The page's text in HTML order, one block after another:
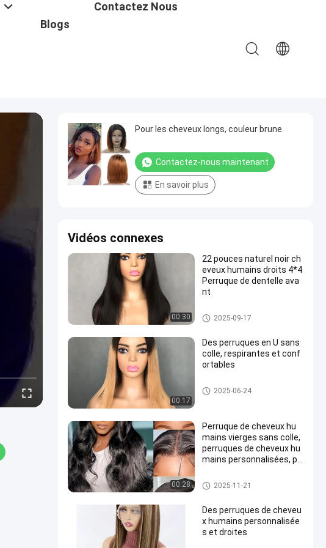
Blogs
Contactez Nous
Pour les cheveux longs, couleur brune.
Contactez-nous maintenant
En savoir plus
Vidéos connexes
00:30
22 pouces naturel noir ch
eveux humains droits 4*4
Perruque de dentelle ava
nt
Perruque de dentelle de cheveu
x
2025-09-17
00:17
Des perruques en U sans
colle, respirantes et conf
ortables
Perruques personnalisées pou
r cheveux humains
2025-06-24
00:28
Perruque de cheveux hu
mains vierges sans colle,
perruques de cheveux hu
mains personnalisées, pe
ondulées
Perruques personnalisées pou
r cheveux humains
2025-11-21
Des perruques de cheveu
x humains personnalisée
s et droites